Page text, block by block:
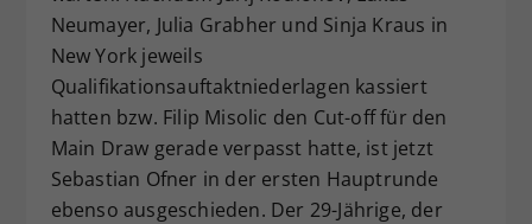
Neumayer, Julia Grabher und Sinja Kraus in
New York jeweils
Qualifikationsauftaktniederlagen kassiert
hatten bzw. Filip Misolic den Cut-off für den
Main Draw gerade verpasst hatte, ist jetzt
Sebastian Ofner in der ersten Hauptrunde
ebenso ausgeschieden. Der 29-Jährige, der
Zweck
Dieser Wert speichert Ihre Consent-
Einstellungen. Unter anderem eine
zufällig generierte ID, für die
historische Speicherung Ihrer
vorgenommen Einstellungen, falls der
Webseiten-Betreiber dies eingestellt
hat.